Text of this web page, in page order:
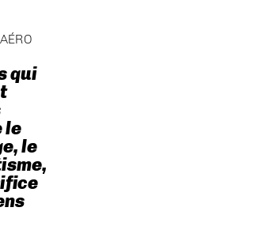
qui
le
le